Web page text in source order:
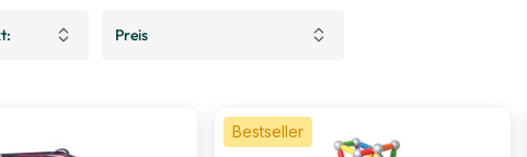
Preis
Bestseller